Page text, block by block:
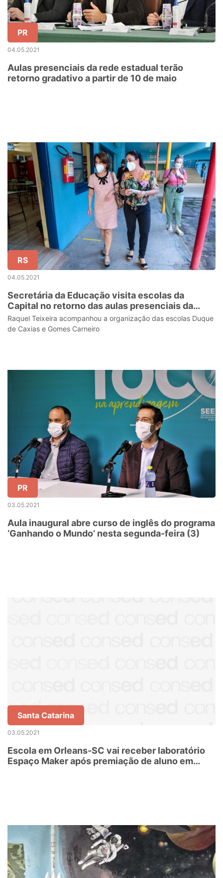
PR
04.05.2021
Aulas presenciais da rede estadual terão
retorno gradativo a partir de 10 de maio
RS
04.05.2021
Secretária da Educação visita escolas da
Capital no retorno das aulas presenciais da
Rede Estadual
Raquel Teixeira acompanhou a organização das escolas Duque
de Caxias e Gomes Carneiro
PR
03.05.2021
Aula inaugural abre curso de inglês do programa
‘Ganhando o Mundo’ nesta segunda-feira (3)
Santa Catarina
03.05.2021
Escola em Orleans-SC vai receber laboratório
Espaço Maker após premiação de aluno em